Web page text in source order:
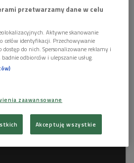
i aplikacje, które umożliwią
popularnych czynności.
wymaga loginu Google, a wszystko
Tym samym zepsucie
przetwarzamy dane w celu
Aktywne skanowanie
celów identyfikacji. Przechowywanie
do nich. Spersonalizowane reklamy i
odbiorców i ulepszanie usług.
zaawansowane
Akceptuję wszystkie